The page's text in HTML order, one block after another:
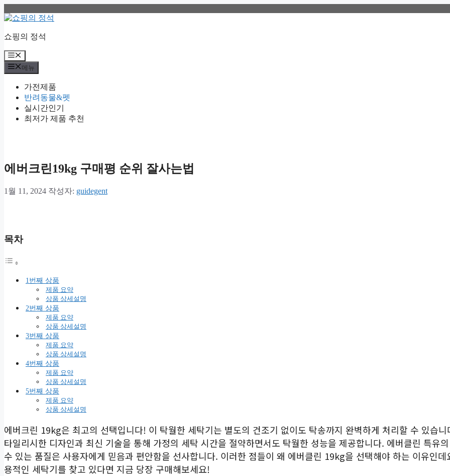
텐
로
건
너
뛰
쇼핑의 정석
메
뉴
메뉴
가전제품
반려동물&펫
실시간인기
최저가 제품 추천
에버크린19kg 구매평 순위 잘사는법
1월 11, 2024 작성자: guidegent
목차
1번째 상품
제품 요약
상품 상세설명
2번째 상품
제품 요약
상품 상세설명
3번째 상품
제품 요약
상품 상세설명
4번째 상품
제품 요약
상품 상세설명
5번째 상품
제품 요약
상품 상세설명
에버크린 19kg은 최고의 선택입니다! 이 탁월한 세탁기는 별도의 건조기 없이도 탁송까지 완벽하게 처리할 수 있습니
타일리시한 디자인과 최신 기술을 통해 가정의 세탁 시간을 절약하면서도 탁월한 성능을 제공합니다. 에버클린 특유
수 있는 품질은 사용자에게 믿음과 편안함을 선사합니다. 이러한 점들이 왜 에버클린 19kg을 선택해야 하는 이유인데
용적인 세탁기를 찾고 있다면 지금 당장 구매해보세요!